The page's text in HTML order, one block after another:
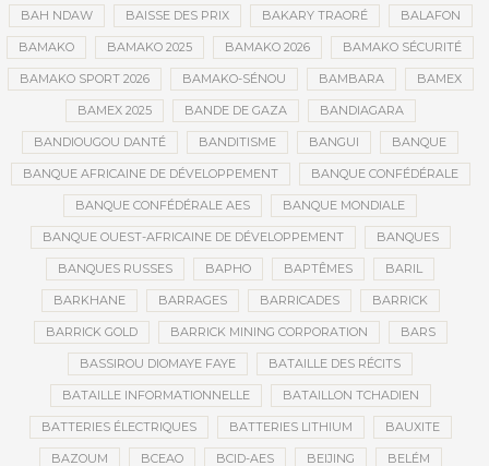
BAH NDAW BAISSE DES PRIX BAKARY TRAORÉ BALAFON
BAMAKO BAMAKO 2025 BAMAKO 2026 BAMAKO SÉCURITÉ
BAMAKO SPORT 2026 BAMAKO-SÉNOU BAMBARA BAMEX
BAMEX 2025 BANDE DE GAZA BANDIAGARA
BANDIOUGOU DANTÉ BANDITISME BANGUI BANQUE
BANQUE AFRICAINE DE DÉVELOPPEMENT BANQUE CONFÉDÉRALE
BANQUE CONFÉDÉRALE AES BANQUE MONDIALE
BANQUE OUEST-AFRICAINE DE DÉVELOPPEMENT BANQUES
BANQUES RUSSES BAPHO BAPTÊMES BARIL
BARKHANE BARRAGES BARRICADES BARRICK
BARRICK GOLD BARRICK MINING CORPORATION BARS
BASSIROU DIOMAYE FAYE BATAILLE DES RÉCITS
BATAILLE INFORMATIONNELLE BATAILLON TCHADIEN
BATTERIES ÉLECTRIQUES BATTERIES LITHIUM BAUXITE
BAZOUM BCEAO BCID-AES BEIJING BELÉM